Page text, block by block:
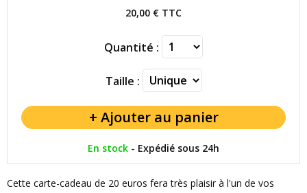
20,00 € TTC
Quantité :
Taille :
En stock - Expédié sous 24h
Cette carte-cadeau de 20 euros fera très plaisir à l'un de vos